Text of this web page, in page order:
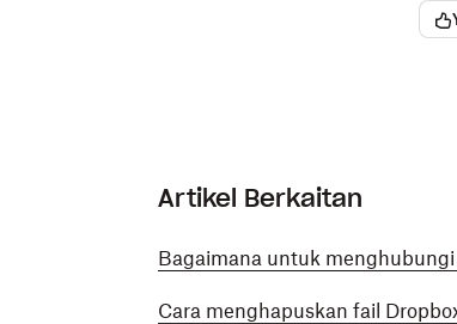
Artikel Berkaitan
Bagaimana untuk
Cara menghapuskan fail